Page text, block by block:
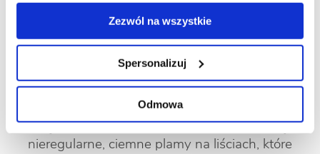
Zezwól na wszystkie
Spersonalizuj
Odmowa
bardzo drobne, ciemne zarodniki. Chorobie sprzyja
duża wilgotność powietrza i wysoka temperatura,
a także przenawożenie roślin azotem
i zachwaszczenie upraw. Wskazane jest regularne
odchwaszczanie grządek oraz stosowanie
Mączniak rzekomy- objawami choroby są
nieregularne, ciemne plamy na liściach, które